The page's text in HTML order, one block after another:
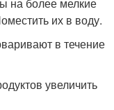
их в воду.
в течение
увеличить